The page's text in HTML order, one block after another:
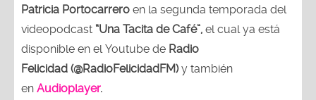
Patricia Portocarrero en la segunda temporada del
videopodcast “Una Tacita de Café”, el cual ya está
disponible en el Youtube de Radio
Felicidad (@RadioFelicidadFM)y también
en Audioplayer.